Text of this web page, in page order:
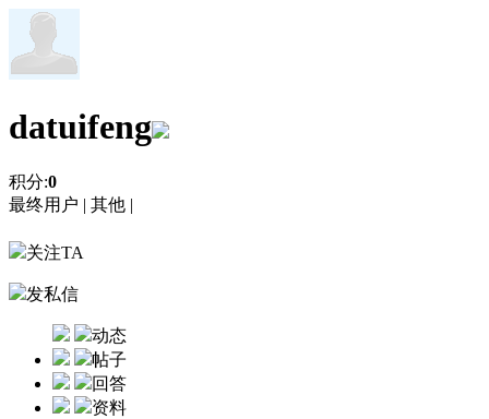
datuifeng
积分:0
最终用户 | 其他 |
关注TA
发私信
动态
帖子
回答
资料